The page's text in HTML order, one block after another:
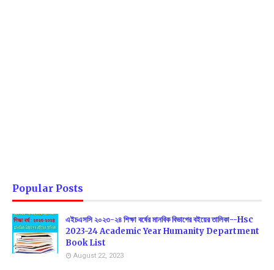
Popular Posts
এইচএসসি ২০২৩-২৪ শিক্ষা বর্ষের মানবিক বিভাগের বইয়ের তালিকা--Hsc
2023-24 Academic Year Humanity Department
Book List
August 22, 2023